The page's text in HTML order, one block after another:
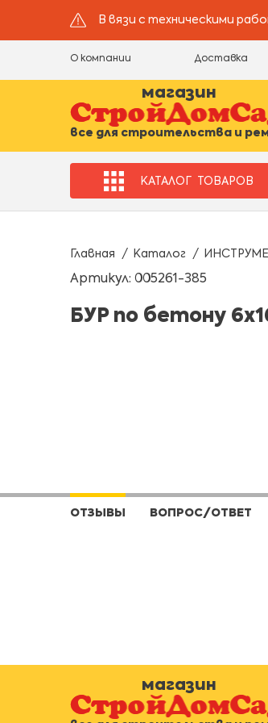
В вязи с техническими
О компании Доставка
магазин
все для строительства и
КАТАЛОГ ТОВАРОВ
Главная Каталог
Артикул: 005261-385
БУР по бетону
ОТЗЫВЫ ВОПРОС/ОТВЕТ
магазин